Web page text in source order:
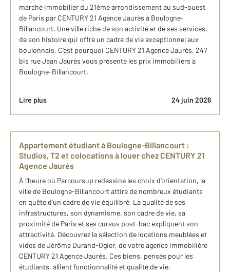
marché immobilier du 21ème arrondissement au sud-ouest
de Paris par CENTURY 21 Agence Jaurès à Boulogne-
Billancourt. Une ville riche de son activité et de ses services,
de son histoire qui offre un cadre de vie exceptionnel aux
boulonnais. C’est pourquoi CENTURY 21 Agence Jaurès, 247
bis rue Jean Jaurès vous présente les prix immobiliers à
Boulogne-Billancourt.
Lire plus 24 juin 2026
Appartement étudiant à Boulogne-Billancourt :
Studios, T2 et colocations à louer chez CENTURY 21
Agence Jaurès
À l’heure où Parcoursup redessine les choix d’orientation, la
ville de Boulogne-Billancourt attire de nombreux étudiants
en quête d’un cadre de vie équilibré. La qualité de ses
infrastructures, son dynamisme, son cadre de vie, sa
proximité de Paris et ses cursus post-bac expliquent son
attractivité. Découvrez la sélection de locations meublées et
vides de Jérôme Durand-Ogier, de votre agence immobilière
CENTURY 21 Agence Jaurès. Ces biens, pensés pour les
étudiants, allient fonctionnalité et qualité de vie.